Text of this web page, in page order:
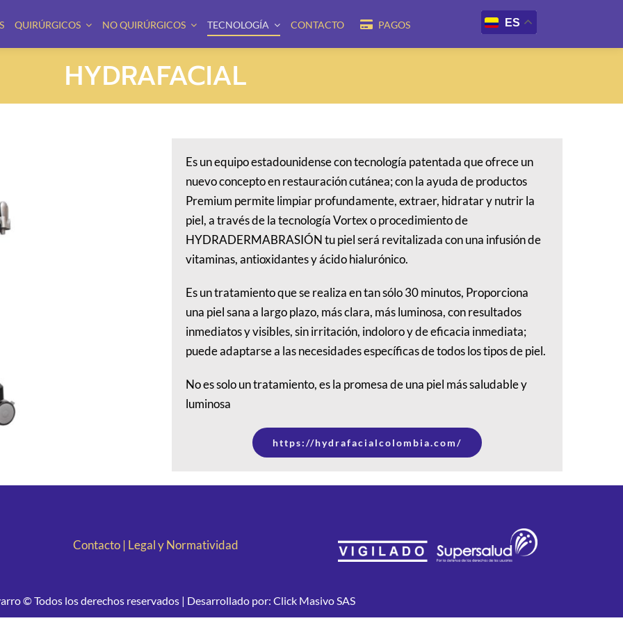
QUIRÚRGICOS NO QUIRÚRGICOS TECNOLOGÍA CONTACTO PAGOS ES
HYDRAFACIAL
Es un equipo estadounidense con tecnología patentada que ofrece un
nuevo concepto en restauración cutánea; con la ayuda de productos
Premium permite limpiar profundamente, extraer, hidratar y nutrir la
piel, a través de la tecnología Vortex o procedimiento de
HYDRADERMABRASIÓN tu piel será revitalizada con una infusión de
vitaminas, antioxidantes y ácido hialurónico.
Es un tratamiento que se realiza en tan sólo 30 minutos, Proporciona
una piel sana a largo plazo, más clara, más luminosa, con resultados
inmediatos y visibles, sin irritación, indoloro y de eficacia inmediata;
puede adaptarse a las necesidades específicas de todos los tipos de piel.
No es solo un tratamiento, es la promesa de una piel más saludable y
luminosa
https://hydrafacialcolombia.com/
Contacto| Legal y Normatividad
© Todos los derechos reservados | Desarrollado por: Click Masivo SAS